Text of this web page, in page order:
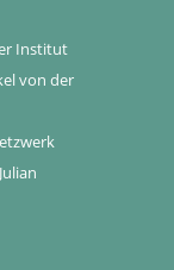
Institut
von der